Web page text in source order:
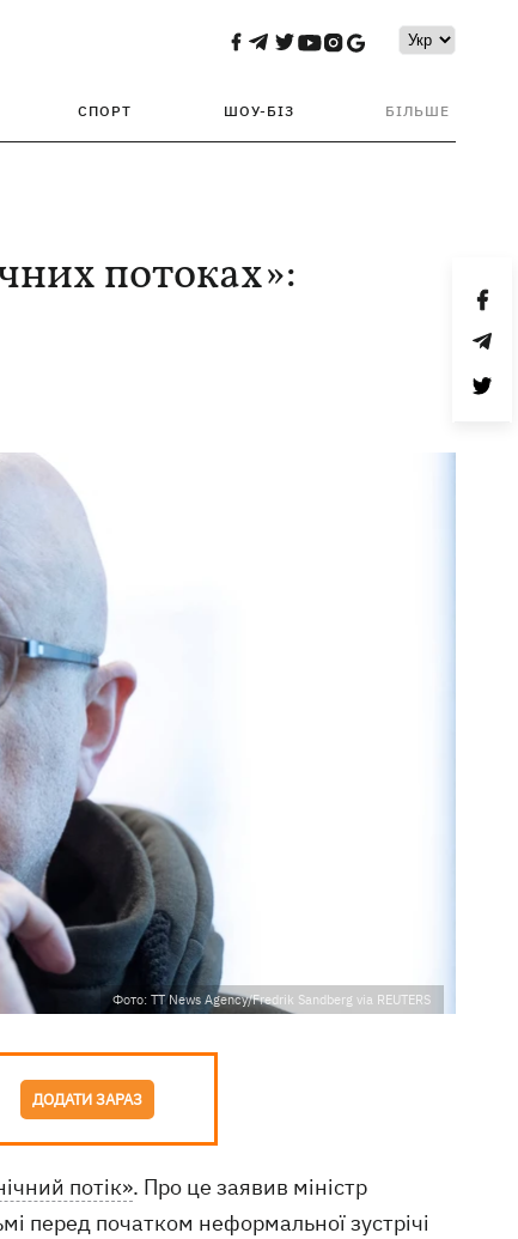
СПОРТ ШОУ-БІЗ БІЛЬШЕ
потоках»:
Фото: TT News Agency/Fredrik Sandberg via REUTERS
ДОДАТИ ЗАРАЗ
потік». Про це заявив міністр
перед початком неформальної зустрічі